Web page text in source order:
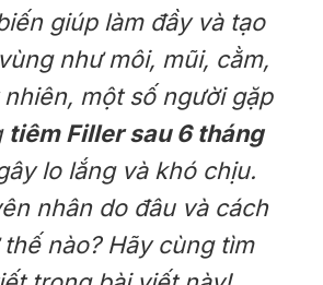
giúp làm đầy và tạo
như môi, mũi, cằm,
một số người gặp
tiêm Filler sau 6 tháng
lo lắng và khó chịu.
nhân do đâu và cách
nào? Hãy cùng tìm